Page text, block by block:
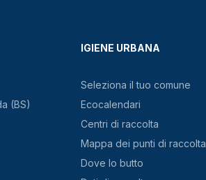
(BS)
IGIENE URBANA
Seleziona il tuo comune
Ecocalendari
Centri di raccolta
Mappa dei punti di raccolta
Dove lo butto